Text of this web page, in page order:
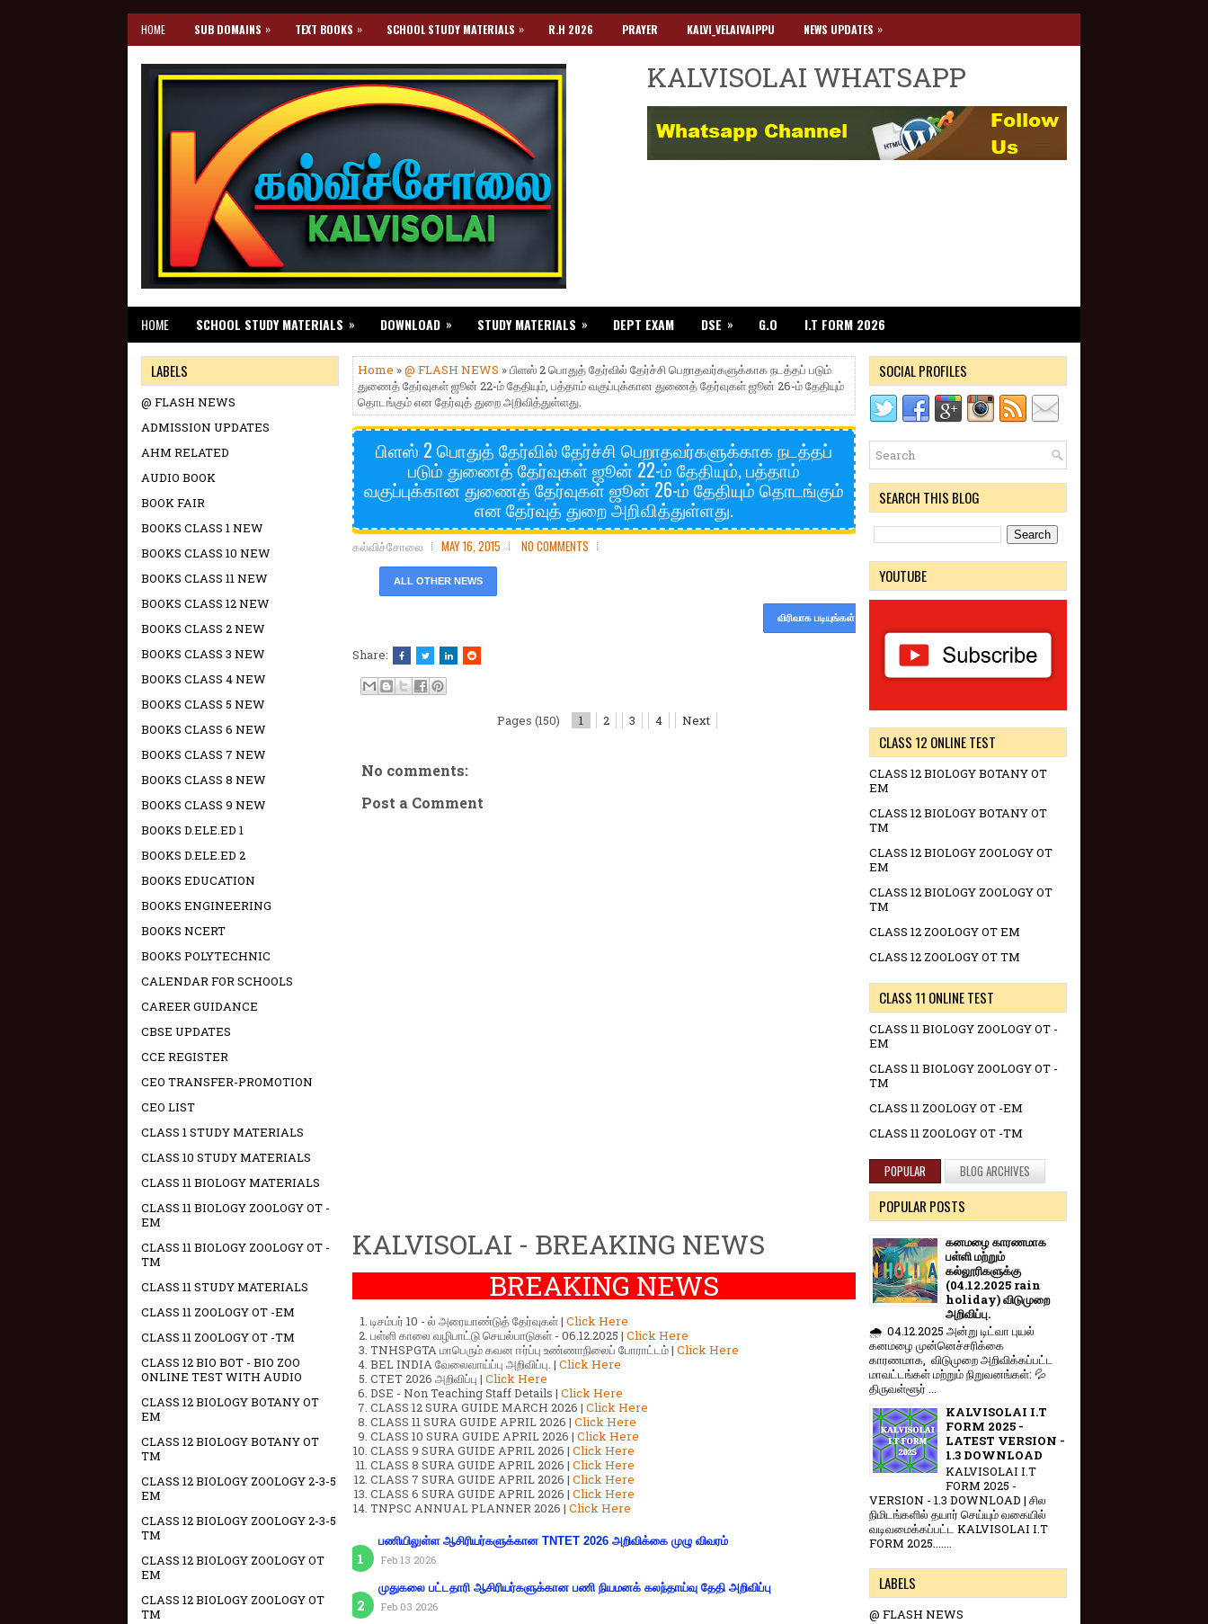
HOME SUB DOMAINS » TEXT BOOKS » SCHOOL STUDY MATERIALS » R.H 2026 PRAYER KALVI_VELAIVAIPPU NEWS UPDATES »
KALVISOLAI WHATSAPP
HOME SCHOOL STUDY MATERIALS » DOWNLOAD » STUDY MATERIALS » DEPT EXAM DSE » G.O I.T FORM 2026
Home »@ FLASH NEWS » பிளஸ் 2 பொதுத் தேர்வில் தேர்ச்சி பெறாதவர்களுக்காக நடத்தப் படும்
துணைத் தேர்வுகள் ஜூன் 22-ம் தேதியும், பத்தாம் வகுப்புக்கான துணைத் தேர்வுகள் ஜூன் 26-ம் தேதியும்
தொடங்கும் என தேர்வுத் துறை அறிவித்துள்ளது.
பிளஸ் 2 பொதுத் தேர்வில் தேர்ச்சி பெறாதவர்களுக்காக நடத்தப்
படும் துணைத் தேர்வுகள் ஜூன் 22-ம் தேதியும், பத்தாம்
வகுப்புக்கான துணைத் தேர்வுகள் ஜூன் 26-ம் தேதியும் தொடங்கும்
என தேர்வுத் துறை அறிவித்துள்ளது.
கல்விச்சோலை MAY 16, 2015 NO COMMENTS
ALL OTHER NEWS
விரிவாக படியுங்கள்
Share:
Pages (150) 1 2 3 4 Next
No comments:
Post a Comment
KALVISOLAI - BREAKING NEWS
BREAKING NEWS
டிசம்பர் 10 - ல் அரையாண்டுத் தேர்வுகள் | Click Here
பள்ளி காலை வழிபாட்டு செயல்பாடுகள் - 06.12.2025 | Click Here
TNHSPGTA மாபெரும் கவன ஈர்ப்பு உண்ணாநிலைப் போராட்டம் | Click Here
BEL INDIA வேலைவாய்ப்பு அறிவிப்பு. | Click Here
CTET 2026 அறிவிப்பு | Click Here
DSE - Non Teaching Staff Details | Click Here
CLASS 12 SURA GUIDE MARCH 2026 | Click Here
CLASS 11 SURA GUIDE APRIL 2026 | Click Here
CLASS 10 SURA GUIDE APRIL 2026 | Click Here
CLASS 9 SURA GUIDE APRIL 2026 | Click Here
CLASS 8 SURA GUIDE APRIL 2026 | Click Here
CLASS 7 SURA GUIDE APRIL 2026 | Click Here
CLASS 6 SURA GUIDE APRIL 2026 | Click Here
TNPSC ANNUAL PLANNER 2026 | Click Here
பணியிலுள்ள ஆசிரியர்களுக்கான TNTET 2026 அறிவிக்கை முழு விவரம்
Feb 13 2026
முதுகலை பட்டதாரி ஆசிரியர்களுக்கான பணி நியமனக் கலந்தாய்வு தேதி அறிவிப்பு
Feb 03 2026
LABELS
@ FLASH NEWS
ADMISSION UPDATES
AHM RELATED
AUDIO BOOK
BOOK FAIR
BOOKS CLASS 1 NEW
BOOKS CLASS 10 NEW
BOOKS CLASS 11 NEW
BOOKS CLASS 12 NEW
BOOKS CLASS 2 NEW
BOOKS CLASS 3 NEW
BOOKS CLASS 4 NEW
BOOKS CLASS 5 NEW
BOOKS CLASS 6 NEW
BOOKS CLASS 7 NEW
BOOKS CLASS 8 NEW
BOOKS CLASS 9 NEW
BOOKS D.ELE.ED 1
BOOKS D.ELE.ED 2
BOOKS EDUCATION
BOOKS ENGINEERING
BOOKS NCERT
BOOKS POLYTECHNIC
CALENDAR FOR SCHOOLS
CAREER GUIDANCE
CBSE UPDATES
CCE REGISTER
CEO TRANSFER-PROMOTION
CEO LIST
CLASS 1 STUDY MATERIALS
CLASS 10 STUDY MATERIALS
CLASS 11 BIOLOGY MATERIALS
CLASS 11 BIOLOGY ZOOLOGY OT -
EM
CLASS 11 BIOLOGY ZOOLOGY OT -
TM
CLASS 11 STUDY MATERIALS
CLASS 11 ZOOLOGY OT -EM
CLASS 11 ZOOLOGY OT -TM
CLASS 12 BIO BOT - BIO ZOO
ONLINE TEST WITH AUDIO
CLASS 12 BIOLOGY BOTANY OT
EM
CLASS 12 BIOLOGY BOTANY OT
TM
CLASS 12 BIOLOGY ZOOLOGY 2-3-5
EM
CLASS 12 BIOLOGY ZOOLOGY 2-3-5
TM
CLASS 12 BIOLOGY ZOOLOGY OT
EM
CLASS 12 BIOLOGY ZOOLOGY OT
TM
SOCIAL PROFILES
SEARCH THIS BLOG
YOUTUBE
CLASS 12 ONLINE TEST
CLASS 12 BIOLOGY BOTANY OT
EM
CLASS 12 BIOLOGY BOTANY OT
TM
CLASS 12 BIOLOGY ZOOLOGY OT
EM
CLASS 12 BIOLOGY ZOOLOGY OT
TM
CLASS 12 ZOOLOGY OT EM
CLASS 12 ZOOLOGY OT TM
CLASS 11 ONLINE TEST
CLASS 11 BIOLOGY ZOOLOGY OT -
EM
CLASS 11 BIOLOGY ZOOLOGY OT -
TM
CLASS 11 ZOOLOGY OT -EM
CLASS 11 ZOOLOGY OT -TM
POPULAR BLOG ARCHIVES
POPULAR POSTS
கனமழை காரணமாக
பள்ளி மற்றும்
கல்லூரிகளுக்கு
(04.12.2025 rain
holiday) விடுமுறை
அறிவிப்பு.
🌧️ 04.12.2025 அன்று டிட்வா புயல்
கனமழை முன்னெச்சரிக்கை
காரணமாக, விடுமுறை அறிவிக்கப்பட்ட
மாவட்டங்கள் மற்றும் நிறுவனங்கள்: 💦
திருவள்ளூர் ...
KALVISOLAI I.T
FORM 2025 -
LATEST VERSION -
1.3 DOWNLOAD
KALVISOLAI I.T
FORM 2025 -
VERSION - 1.3 DOWNLOAD | சில
நிமிடங்களில் தயார் செய்யும் வகையில்
வடிவமைக்கப்பட்ட KALVISOLAI I.T
FORM 2025.......
LABELS
@ FLASH NEWS